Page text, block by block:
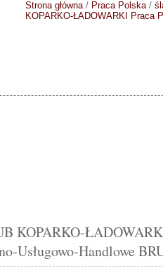
Strona główna/ Praca Polska/
KOPARKO-ŁADOWARKI
Praca
KOPARKO-
Usługowo-Handlowe